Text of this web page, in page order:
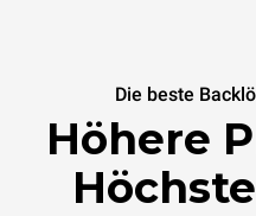
Die beste
Höhere